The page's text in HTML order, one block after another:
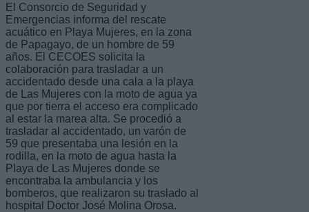
El Consorcio de Seguridad y
Emergencias informa del rescate
acuático en Playa Mujeres, en la zona
de Papagayo, de un hombre de 59
años. El CECOES solicita la
colaboración para trasladar a un
accidentado desde una cala a la playa
de Las Mujeres con la moto de agua ya
que por tierra el acceso era complicado
al estar la marea alta. Se procedió a
trasladar al accidentado, un varón de
59 que presentaba una lesión en la
rodilla, en la moto de agua hasta la
Playa de Las Mujeres donde se
encontraba la ambulancia y los
bomberos, que realizaron su traslado al
hospital Doctor José Molina Orosa.